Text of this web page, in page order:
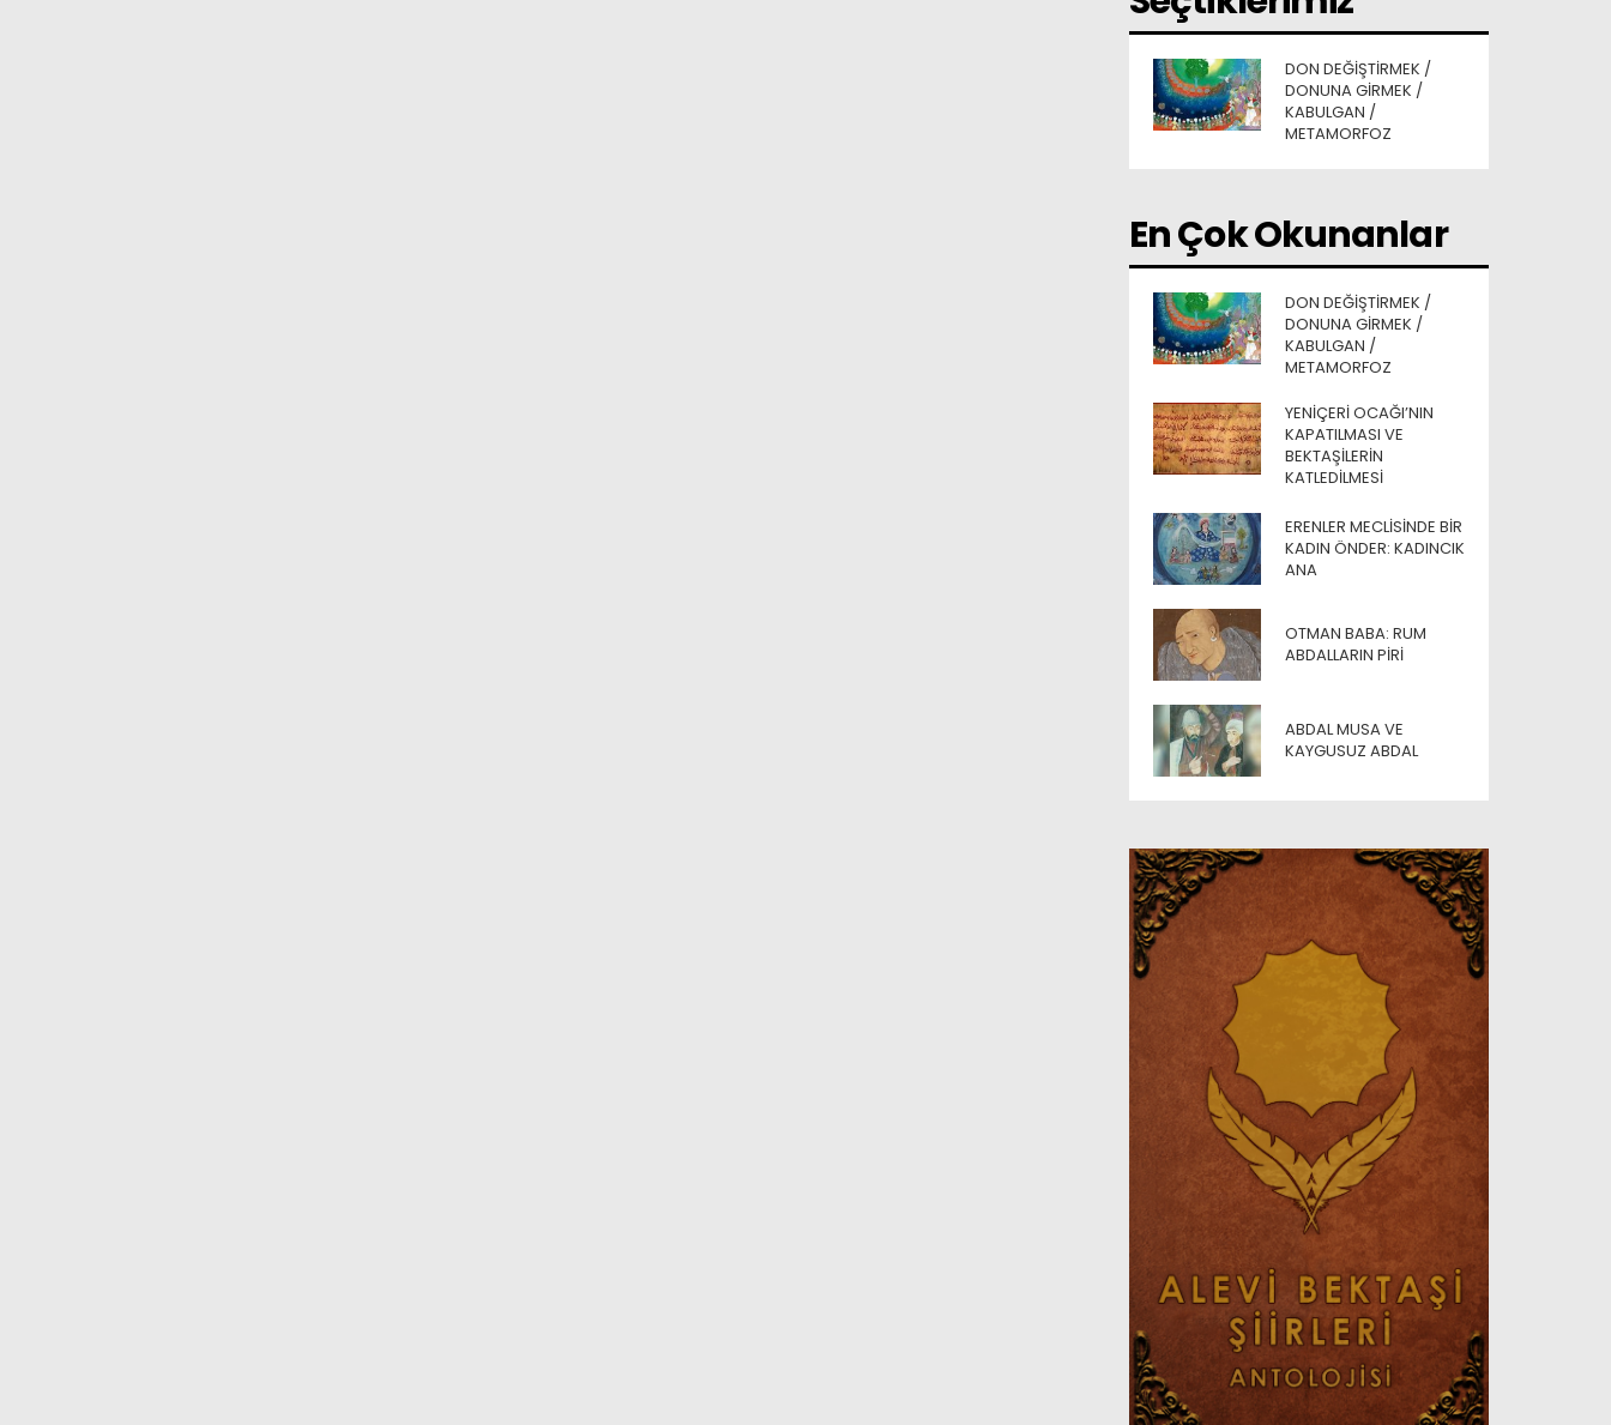
DON DEĞIŞTIRMEK /
DONUNA GIRMEK /
KABULGAN /
METAMORFOZ
En Çok Okunanlar
DON DEĞIŞTIRMEK /
DONUNA GIRMEK /
KABULGAN /
METAMORFOZ
YENIÇERI OCAĞI’NIN
KAPATILMASI VE
BEKTAŞILERIN
KATLEDILMESI
ERENLER MECLISINDE BIR
KADIN ÖNDER: KADINCIK
ANA
OTMAN BABA: RUM
ABDALLARIN PIRI
ABDAL MUSA VE
KAYGUSUZ ABDAL